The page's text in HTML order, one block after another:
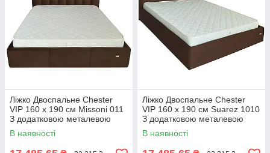
Ліжко Двоспальне Chester
VIP 160 х 190 см Missoni 011
З додатковою металевою
цільнозварною рамою
Темно-коричневий
В наявності
Ліжко Двоспальне Chester
VIP 160 х 190 см Suarez 1010
З додатковою металевою
цільнозварною рамою
Коричневий
В наявності